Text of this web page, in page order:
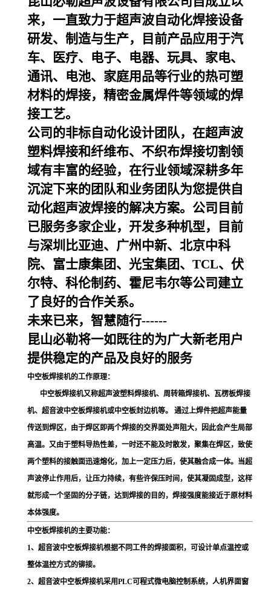
来，一直致力于超声波自动化焊接设备
研发、制造与生产，目前产品应用于汽
车、医疗、电子、电器、玩具、家电、
通讯、电池、家庭用品等行业的热可塑
材料的焊接，精密金属焊件等领域的焊
接工艺。
公司的非标自动化设计团队，在超声波
塑料焊接和纤维布、不织布焊接切割领
域有丰富的经验，在行业领域深耕多年
沉淀下来的团队和业务团队为您提供自
动化超声波焊接的解决方案。公司目前
已服务多家企业，开发多种机型，目前
与深圳比亚迪、广州中新、北京中科
院、富士康集团、光宝集团、TCL、伏
尔特、科伦制药、霍尼韦尔等公司建立
了良好的合作关系。
未来已来，智慧随行------
昆山必勒将一如既往的为广大新老用户
提供稳定的产品及良好的服务
中空板焊接机的工作原理：
中空板焊接机又称超声波塑料焊接机、周转箱焊接机、瓦楞板焊接
机、超音波中空板焊接机或中空板封边机等。
通过上焊件把超声能量
传送到焊区，由于焊区即两个焊接的交界面处声阻大，因此会产生局部
高温。又由于塑料导热性差，一时还不能及时散发，聚集在焊区，致使
两个塑料的接触面迅速熔化，加上一定压力后，使其融合成一体。当超
声波停止作用后，让压力持续，有些许保压时间，使其凝固成型，这样
就形成一个坚固的分子链，达到焊接的目的，焊接强度能接近于原材料
本体强度。
中空板焊接机的主要功能：
1、超音波中空板焊接机根据不同工件的焊接面积，可设计单点温控或
整体温控方式的铆接。
2、超音波中空板焊接机采用PLC可程式微电脑控制系统，人机界面窗